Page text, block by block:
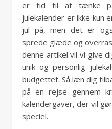
er tid til at tænke på
julekalender er ikke kun
jul på, men det er
sprede glæde og
denne artikel vil vi give
unik og personlig
budgettet. Så læn dig
på en rejse gennem
kalendergaver, der vil
speciel.